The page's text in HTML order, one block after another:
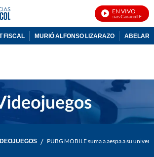
EN VIVO
Noticias Caracol En Vivo
FISCAL MURIÓ ALFONSO LIZARAZO
/ PUBG MOBILE suma a aespa a su